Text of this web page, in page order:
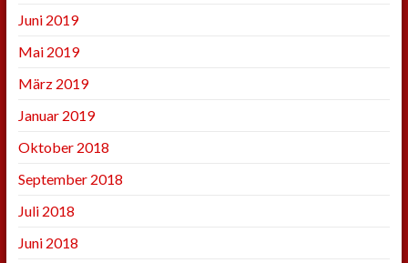
Juni 2019
Mai 2019
März 2019
Januar 2019
Oktober 2018
September 2018
Juli 2018
Juni 2018